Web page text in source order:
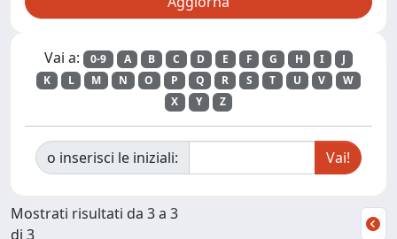
Vai a: 0-9 A B C D E F G H I
J
K
L M N O P Q R S T U V
W
X
Y Z
o inserisci le iniziali:
Mostrati risultati da 3 a 3
di 3